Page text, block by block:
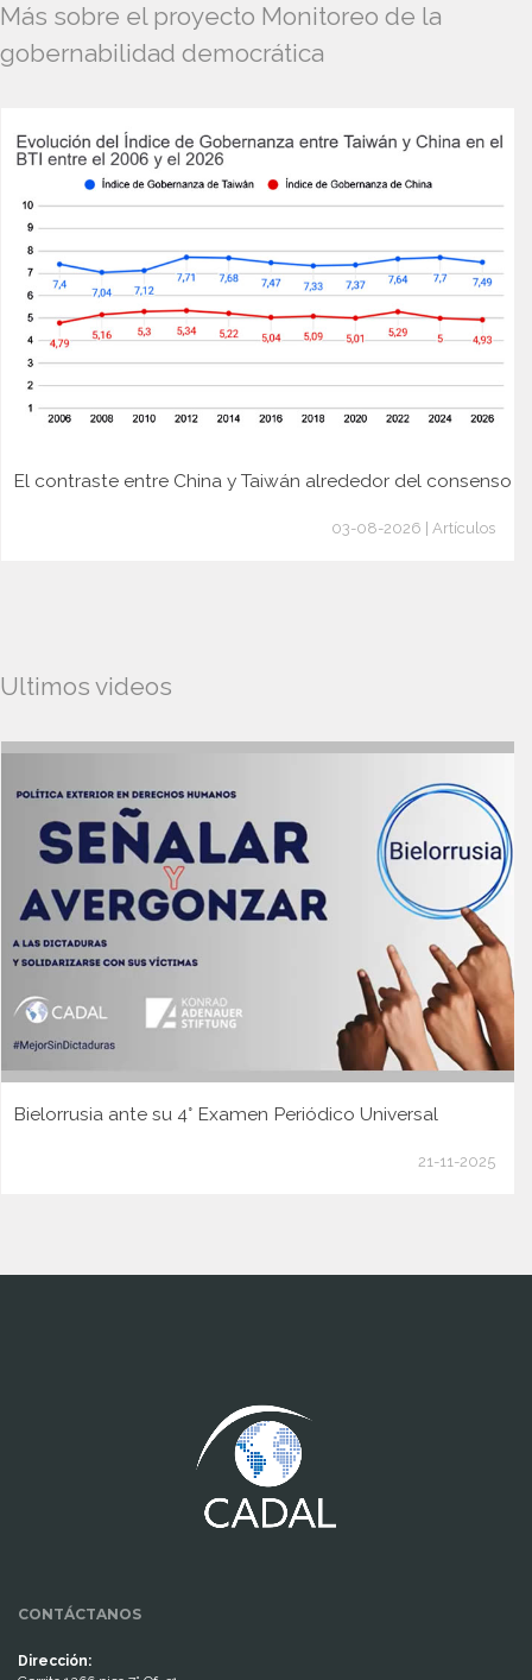
Más sobre el proyecto Monitoreo de la
gobernabilidad democrática
El contraste entre China y Taiwán alrededor del consenso
03-08-2026 | Artículos
Ultimos videos
Bielorrusia ante su 4° Examen Periódico Universal
21-11-2025
CONTÁCTANOS
Dirección: